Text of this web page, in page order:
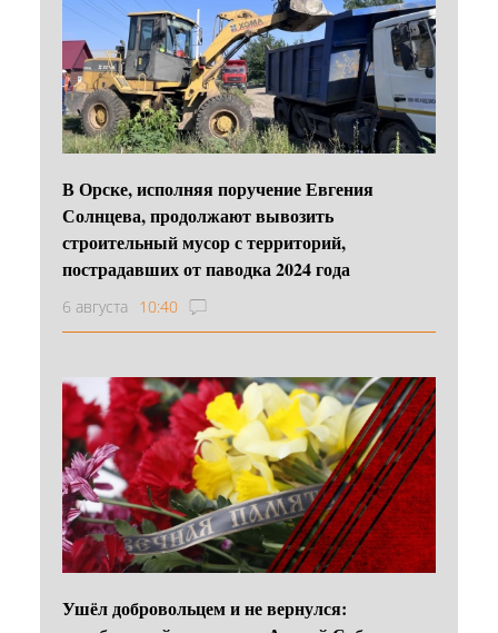
В Орске, исполняя поручение Евгения
Солнцева, продолжают вывозить
строительный мусор с территорий,
пострадавших от паводка 2024 года
6 августа 10:40
Ушёл добровольцем и не вернулся: